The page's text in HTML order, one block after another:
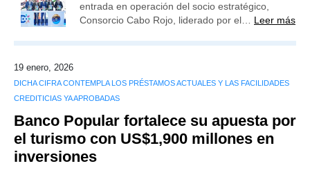
entrada en operación del socio estratégico,
Consorcio Cabo Rojo, liderado por el… Leer más
19 enero, 2026
DICHA CIFRA CONTEMPLA LOS PRÉSTAMOS ACTUALES Y LAS FACILIDADES
CREDITICIAS YA APROBADAS
Banco Popular fortalece su apuesta por
el turismo con US$1,900 millones en
inversiones